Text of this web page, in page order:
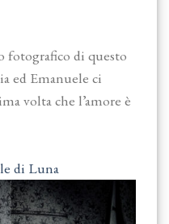
di questo
ed Emanuele ci
volta che l’amore è
di Luna